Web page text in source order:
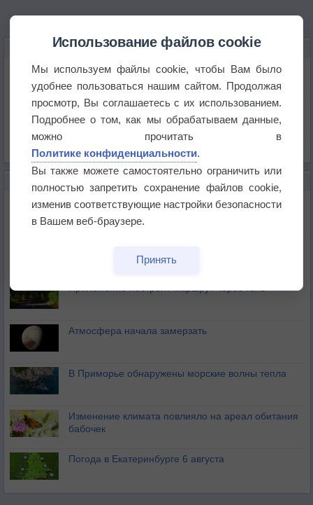
КАРТЫ ПОГОДЫ В ЛЮЦЕРНЕ
Температура
Давление
Осадки
Список всех карт
Максимум лета не сдаётся
Приложение построит маршрут через тень
Атмосфера начала замерзать
В Приморье обнаружены морские волны тепла
Изменение климата повлияло на ареал обитания
бабочек
Погода в Екатеринбурге 6 августа
Использование файлов cookie
Мы используем файлы cookie, чтобы Вам было
удобнее пользоваться нашим сайтом. Продолжая
просмотр, Вы соглашаетесь с их использованием.
Подробнее о том, как мы обрабатываем данные,
можно прочитать в
Политике конфиденциальности.
Вы также можете самостоятельно ограничить или
полностью запретить сохранение файлов cookie,
изменив соответствующие настройки безопасности
в Вашем веб-браузере.
Принять